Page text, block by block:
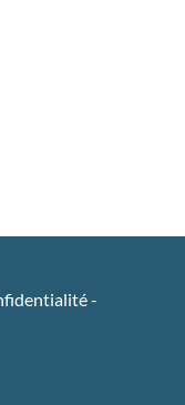
-